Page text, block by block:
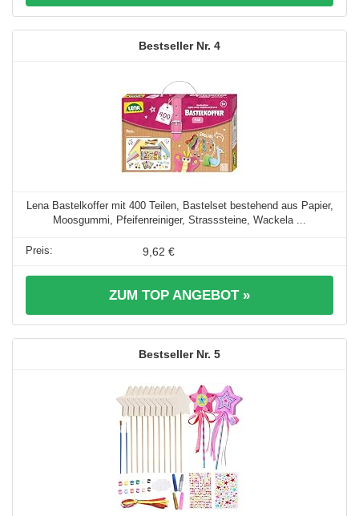
4
Lena Bastelkoffer mit 400 Teilen, Bastelset bestehend aus Papier,
Moosgummi, Pfeifenreiniger, Strasssteine, Wackela ...
9,62 €
ZUM TOP ANGEBOT »
5